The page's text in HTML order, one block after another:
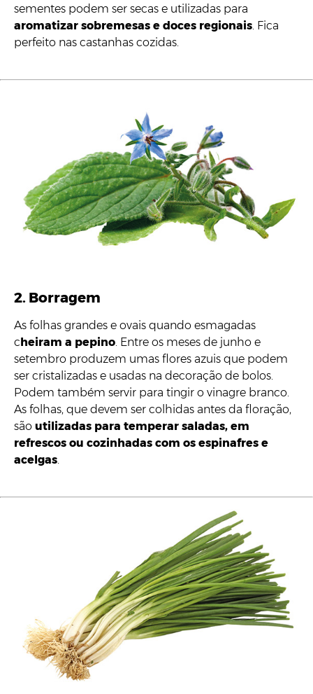
sementes podem ser secas e utilizadas para
aromatizar sobremesas e doces regionais. Fica
perfeito nas castanhas cozidas.
2. Borragem
As folhas grandes e ovais quando esmagadas
cheiram a pepino . Entre os meses de junho e
setembro produzem umas flores azuis que podem
ser cristalizadas e usadas na decoração de bolos.
Podem também servir para tingir o vinagre branco.
As folhas, que devem ser colhidas antes da floração,
são utilizadas para temperar saladas, em
refrescos ou cozinhadas com os espinafres e
acelgas